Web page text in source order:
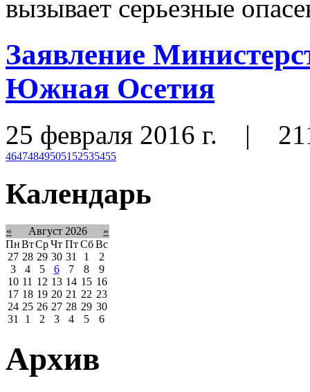
вызывает серьезные
Заявление
Южная Осетия
25 февраля 2016 г. |
464748495051 52535455
Календарь
« Август 2026
»
ПнВтСрЧт Пт Сб Вс
27 28 29 30 31 1
2
3
4 5 6 7 8
9
10 11 12 13 14 15 16
17 18 19 20 21 22 23
24 25 26 27 28 29 30
31
1 2 3 4 5 6
Архив